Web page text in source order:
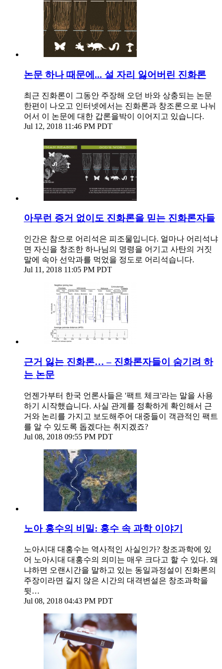
논문 하나 때문에... 설 자리 잃어버린 진화론
최근 진화론이 그동안 주장해 오던 바와 상충되는 논문
한편이 나오고 인터넷에서는 진화론과 창조론으로 나뉘
어서 이 논문에 대한 갑론을박이 이어지고 있습니다.
Jul 12, 2018 11:46 PM PDT
아무런 증거 없이도 진화론을 믿는 진화론자들
인간은 참으로 어리석은 피조물입니다. 얼마나 어리석냐
면 자신을 창조한 하나님의 명령을 어기고 사탄의 거짓
말에 속아 선악과를 먹었을 정도로 어리석습니다.
Jul 11, 2018 11:05 PM PDT
근거 잃는 진화론… – 진화론자들이 숨기려 하
는 논문
언젠가부터 한국 언론사들은 '팩트 체크'라는 말을 사용
하기 시작했습니다. 사실 관계를 정확하게 확인해서 근
거와 논리를 가지고 보도해주어 대중들이 객관적인 팩트
를 알 수 있도록 돕겠다는 취지겠죠?
Jul 08, 2018 09:55 PM PDT
노아 홍수의 비밀: 홍수 속 과학 이야기
노아시대 대홍수는 역사적인 사실인가? 창조과학에 있
어 노아시대 대홍수의 의미는 매우 크다고 할 수 있다. 왜
냐하면 오랜시간을 말하고 있는 동일과정설이 진화론의
주장이라면 길지 않은 시간의 대격변설은 창조과학을
뒷…
Jul 08, 2018 04:43 PM PDT